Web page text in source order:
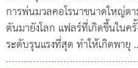
การพ่นมวลคอโรนาขนาดใหญ่
ตันมายังโลก แฟลร์ที่เกิดขึ้นในค
ระดับรุนแรงที่สุด ทำให้เกิดพายุ